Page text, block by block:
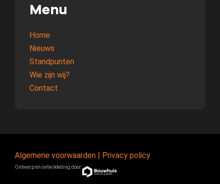
Menu
Home
Nieuws
Standpunten
Wie zijn wij?
Contact
Algemene voorwaarden | Privacy policy
Ontwerp en ontwikkeling door: